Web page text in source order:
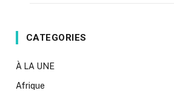
CATEGORIES
À LA UNE
Afrique